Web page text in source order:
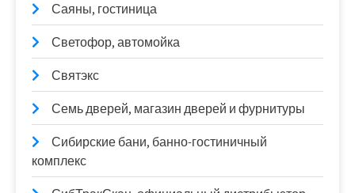
Саяны, гостиница
Светофор, автомойка
Святэкс
Семь дверей, магазин дверей и фурнитуры
Сибирские бани, банно-гостиничный
комплекс